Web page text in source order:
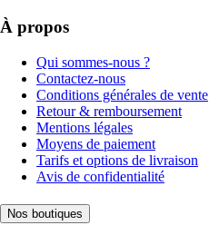
À propos
Qui sommes-nous ?
Contactez-nous
Conditions générales de vente
Retour & remboursement
Mentions légales
Moyens de paiement
Tarifs et options de livraison
Avis de confidentialité
Nos boutiques